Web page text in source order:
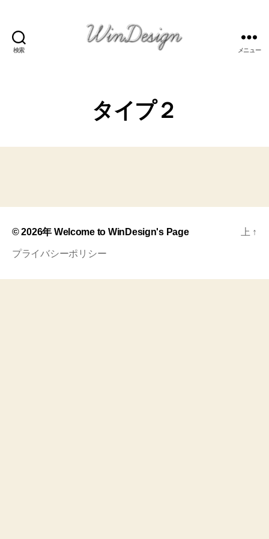
検索
Page
メニュー
タイプ２
© 2026年 Welcome to WinDesign's Page
プライバシーポリシー
上 ↑